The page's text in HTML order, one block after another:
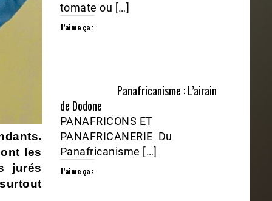
les
jurés
tomate ou […]
J’aime ça :
Panafricanisme : L’airain
de Dodone
PANAFRICONS ET
PANAFRICANERIE Du
Panafricanisme […]
J’aime ça :